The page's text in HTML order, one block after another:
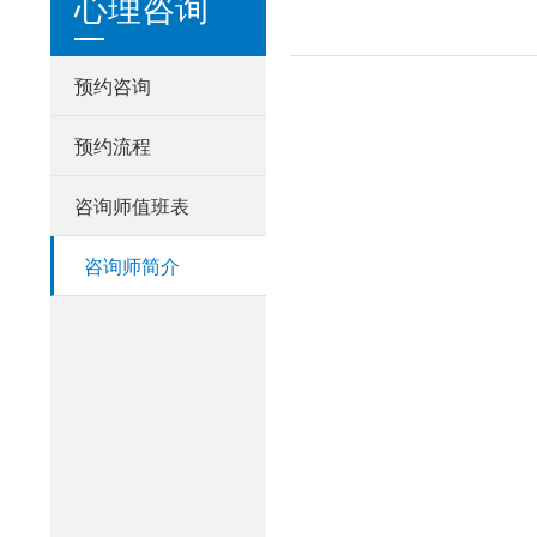
心理咨询
预约咨询
预约流程
咨询师值班表
咨询师简介